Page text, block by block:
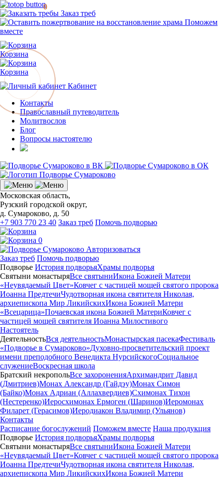
Заказ треб
Поможем
вместе
Корзина
Корзина
0
Кабинет
Контакты
Православный путеводитель
Молитвослов
Блог
Вопросы настоятелю
Московская область,
Рузский городской округ,
д. Сумароково, д. 50
+7 903 770 23 40 Заказ треб Помочь подворью
0
Авторизоваться
Заказ треб Помочь подворью
Подворье История подворьяХрамы подворья
Святыни монастыряВсе святыниИкона Божией Матери
«Неувядаемый Цвет»Ковчег с частицей мощей святого пророка
Иоанна ПредтечиЧудотворная икона святителя Николая,
архиепископа Мир ЛикийскихИкона Божией Матери
«Всецарица»Почаевская икона Божией МатериКовчег с
частицей мощей святителя Иоанна Милостивого
Настоятель
ДеятельностьВся деятельностьМонастырская пасекаФестиваль
«Подворье в Сумароково»Духовно-просветительский проект
имени преподобного Венедикта НурсийскогоСоциальное
служениеВоскресная школа
Братский некропольВсе захороненияАрхимандрит Давид
(Дмитриев)Монах Александр (Гайдэу)Монах Симон
(Байко)Монах Адриан (Аллахвердиев)Схимонах Тихон
(Нестеренко)Иеросхимонах Ермоген (Шаринов)Иеромонах
Филарет (Герасимов)Иеродиакон Владимир (Ульянов)
Контакты
Расписание богослужений Поможем вместе Наша продукция
Подворье История подворьяХрамы подворья
Святыни монастыряВсе святыниИкона Божией Матери
«Неувядаемый Цвет»Ковчег с частицей мощей святого пророка
Иоанна ПредтечиЧудотворная икона святителя Николая,
архиепископа Мир ЛикийскихИкона Божией Матери